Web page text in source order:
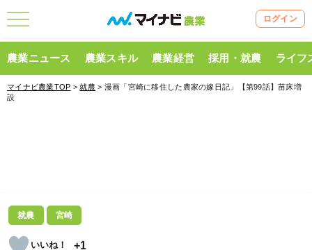
ログイン
農業ニュース 農業スキル 農業経営 採用・就農 ライフ
マイナビ農業TOP >就農 > 漫画「宮崎に移住した農家の嫁日記」【第99話】苗床増
設
就農 宮崎
+1